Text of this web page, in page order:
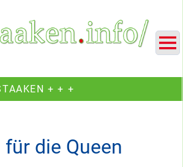
Heerstraße Nord
+ + +
die Queen